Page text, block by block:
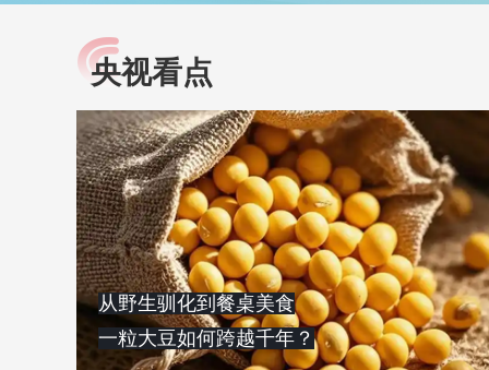
小央视频
央视网原创视频子品牌，
以更加贴近年轻人的视
角，有趣、有料、有故事
的方式解读时代。
提高全民健康素养水
助力“健康中国2030”
略。央视网《全民健
康》，向所有人分享
知识！
央视看点
从野生驯化到餐桌美食
一粒大豆如何跨越千年？